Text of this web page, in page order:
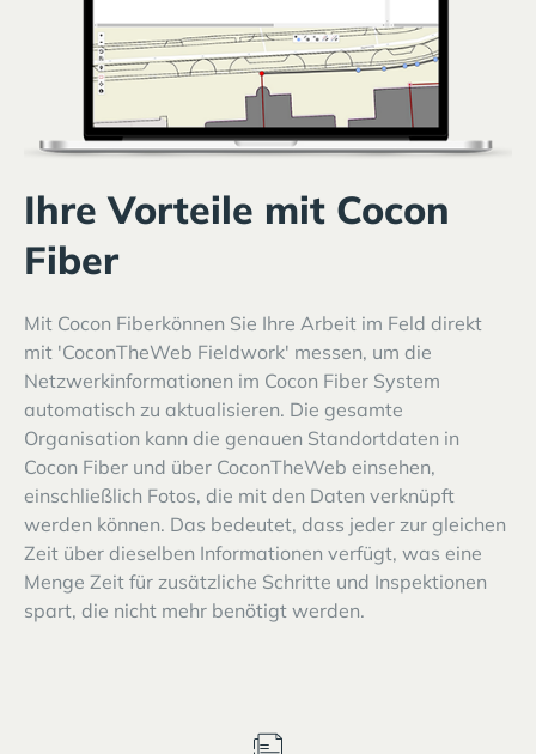
Ihre Vorteile mit Cocon
Fiber
Mit Cocon Fiberkönnen Sie Ihre Arbeit im Feld direkt
mit 'CoconTheWeb Fieldwork' messen, um die
Netzwerkinformationen im Cocon Fiber System
automatisch zu aktualisieren. Die gesamte
Organisation kann die genauen Standortdaten in
Cocon Fiber und über CoconTheWeb einsehen,
einschließlich Fotos, die mit den Daten verknüpft
werden können. Das bedeutet, dass jeder zur gleichen
Zeit über dieselben Informationen verfügt, was eine
Menge Zeit für zusätzliche Schritte und Inspektionen
spart, die nicht mehr benötigt werden.